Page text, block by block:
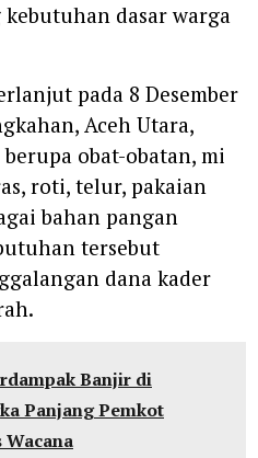
dasar warga
pada 8 Desember
Aceh Utara,
obat-obatan, mi
roti, telur, pakaian
bahan pangan
tersebut
dana kader
Banjir di
Panjang Pemkot
Wacana